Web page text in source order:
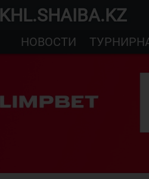
KHL.SHAIBA.KZ
НОВОСТИ